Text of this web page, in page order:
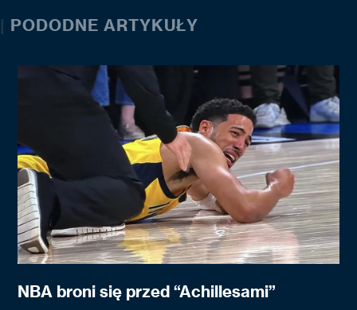
| PODODNE ARTYKUŁY
NBA broni się przed “Achillesami”